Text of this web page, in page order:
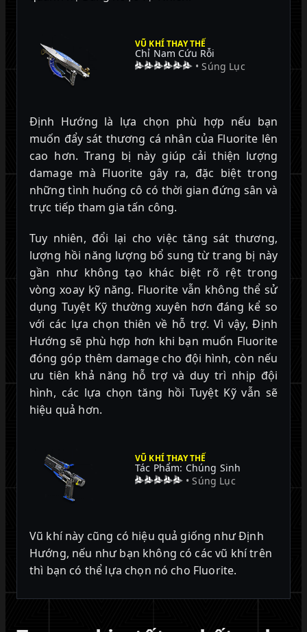
VŨ KHÍ THAY THẾ
Chỉ Nam Cứu Rỗi
• Súng Lục
Định Hướng là lựa chọn phù hợp nếu bạn
muốn đẩy sát thương cá nhân của Fluorite lên
cao hơn. Trang bị này giúp cải thiện lượng
damage mà Fluorite gây ra, đặc biệt trong
những tình huống cô có thời gian đứng sân và
trực tiếp tham gia tấn công.
Tuy nhiên, đổi lại cho việc tăng sát thương,
lượng hồi năng lượng bổ sung từ trang bị này
gần như không tạo khác biệt rõ rệt trong
vòng xoay kỹ năng. Fluorite vẫn không thể sử
dụng Tuyệt Kỹ thường xuyên hơn đáng kể so
với các lựa chọn thiên về hỗ trợ. Vì vậy, Định
Hướng sẽ phù hợp hơn khi bạn muốn Fluorite
đóng góp thêm damage cho đội hình, còn nếu
ưu tiên khả năng hỗ trợ và duy trì nhịp đội
hình, các lựa chọn tăng hồi Tuyệt Kỹ vẫn sẽ
hiệu quả hơn.
VŨ KHÍ THAY THẾ
Tác Phẩm: Chúng Sinh
• Súng Lục
Vũ khí này cũng có hiệu quả giống như Định
Hướng, nếu như bạn không có các vũ khí trên
thì bạn có thể lựa chọn nó cho Fluorite.